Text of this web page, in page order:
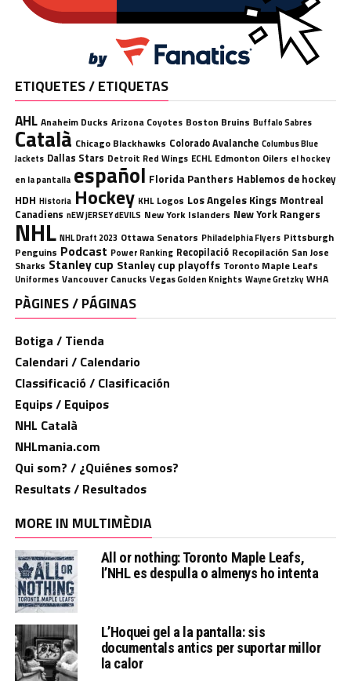
ETIQUETES / ETIQUETAS
AHL Anaheim Ducks Arizona Coyotes Boston Bruins Buffalo Sabres
Català Chicago Blackhawks Colorado Avalanche Columbus Blue
Jackets Dallas Stars Detroit Red Wings ECHL Edmonton Oilers el hockey
en la pantalla español Florida Panthers Hablemos de hockey
HDH Historia Hockey KHL Logos Los Angeles Kings Montreal
Canadiens nEW jERSEY dEVILS New York Islanders New York Rangers
NHL NHL Draft 2023 Ottawa Senators Philadelphia Flyers Pittsburgh
Penguins Podcast Power Ranking Recopilació Recopilación San Jose
Sharks Stanley cup Stanley cup playoffs Toronto Maple Leafs
Uniformes Vancouver Canucks Vegas Golden Knights Wayne Gretzky WHA
PÀGINES / PÁGINAS
Botiga / Tienda
Calendari / Calendario
Classificació / Clasificación
Equips / Equipos
NHL Català
NHLmania.com
Qui som? / ¿Quiénes somos?
Resultats / Resultados
MORE IN MULTIMÈDIA
All or nothing: Toronto Maple Leafs,
l’NHL es despulla o almenys ho intenta
L’Hoquei gel a la pantalla: sis
documentals antics per suportar millor
la calor